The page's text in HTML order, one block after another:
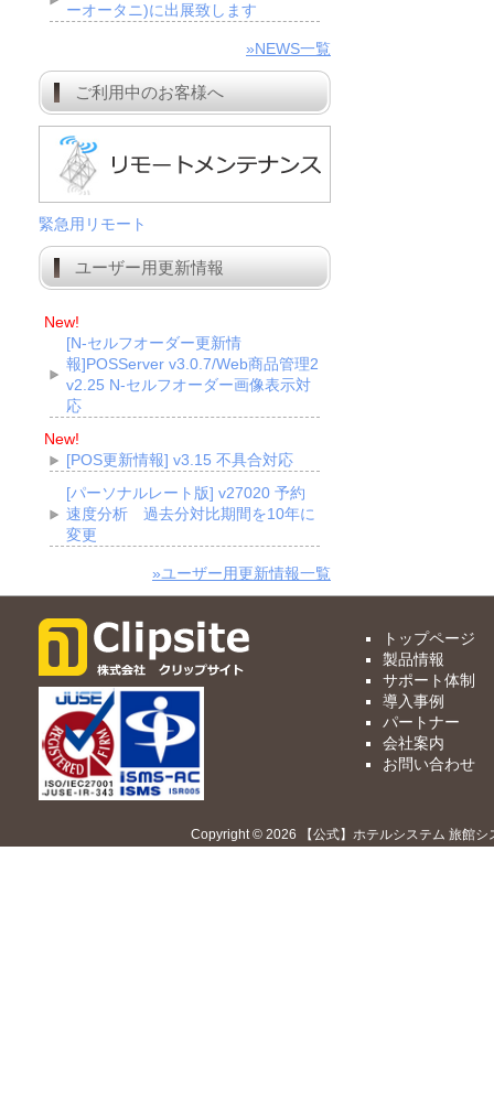
ーオータニ)に出展致します
»NEWS一覧
ご利用中のお客様へ
緊急用リモート
ユーザー用更新情報
New!
[N-セルフオーダー更新情
報]POSServer v3.0.7/Web商品管理2
v2.25 N-セルフオーダー画像表示対
応
New!
[POS更新情報] v3.15 不具合対応
[パーソナルレート版] v27020 予約
速度分析 過去分対比期間を10年に
変更
»ユーザー用更新情報一覧
トップページ
製品情報
サポート体制
導入事例
パートナー
会社案内
お問い合わせ
Copyright © 2026 【公式】ホテルシステム 旅館